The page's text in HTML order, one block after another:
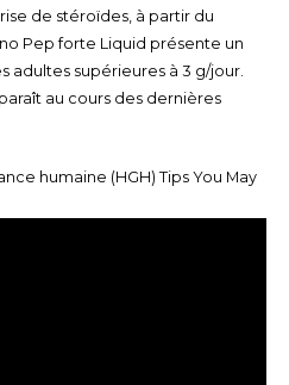
de stéroïdes, à partir du
Pep forte Liquid présente un
adultes supérieures à 3 g/jour.
au cours des dernières